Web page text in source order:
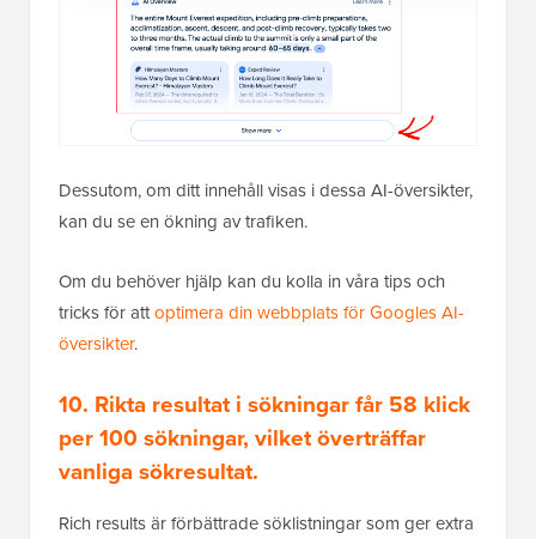
Dessutom, om ditt innehåll visas i dessa AI-översikter,
kan du se en ökning av trafiken.
Om du behöver hjälp kan du kolla in våra tips och
tricks för attoptimera din webbplats för Googles AI-
översikter.
10. Rikta resultat i sökningar får 58 klick
per 100 sökningar, vilket överträffar
vanliga sökresultat.
Rich results är förbättrade söklistningar som ger extra